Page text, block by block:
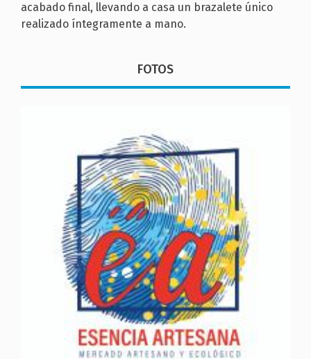
acabado final, llevando a casa un brazalete único
realizado íntegramente a mano.
FOTOS